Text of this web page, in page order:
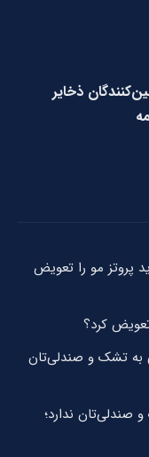
ذخایر
پروتز مو را تعویض
کرد؟
به تشک و صندلی‌تان
صندلی‌تان ندارد؛